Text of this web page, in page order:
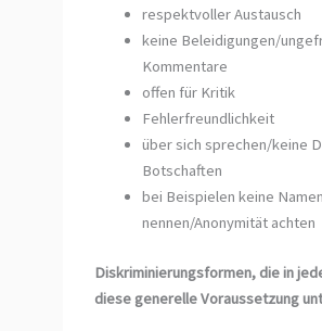
respektvoller Austausch
keine Beleidigungen/
Kommentare
offen für Kritik
Fehlerfreundlichkeit
über sich sprechen/keine
Botschaften
bei Beispielen keine Namen
nennen/Anonymität achten
Diskriminierungsformen, die in
diese generelle Voraussetzung